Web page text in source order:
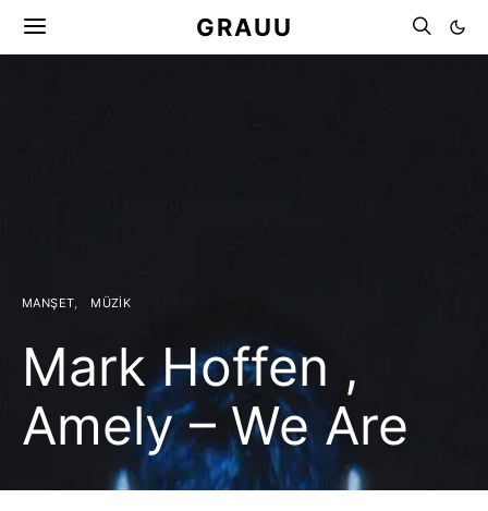
GRAUU
MANŞET MÜZIK
Mark Hoffen ,
Amely – We Are